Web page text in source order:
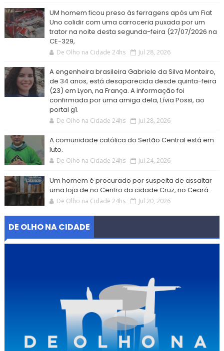
UM homem ficou preso às ferragens após um Fiat
Uno colidir com uma carroceria puxada por um
trator na noite desta segunda-feira (27/07/2026 na
CE-329,
De Olho na Cidade 24hs Jul 28, 2026
A engenheira brasileira Gabriele da Silva Monteiro,
de 34 anos, está desaparecida desde quinta-feira
(23) em Lyon, na França. A informação foi
confirmada por uma amiga dela, Lívia Possi, ao
portal g1.
De Olho na Cidade 24hs Jul 28, 2026
A comunidade católica do Sertão Central está em
luto.
De Olho na Cidade 24hs Jul 24, 2026
Um homem é procurado por suspeita de assaltar
uma loja de no Centro da cidade Cruz, no Ceará.
De Olho na Cidade 24hs Jul 20, 2026
DE OLHO NA CIDADE